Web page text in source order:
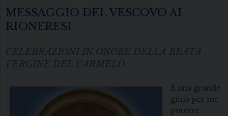
MESSAGGIO DEL VESCOVO AI
RIONERESI
CELEBRAZIONI IN ONORE DELLA BEATA
VERGINE DEL CARMELO
È una grande
gioia per me
potervi